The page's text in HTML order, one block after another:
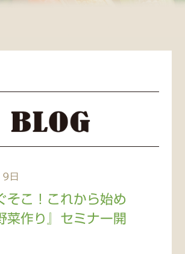
日
そこ！これから始め
作り』セミナー開